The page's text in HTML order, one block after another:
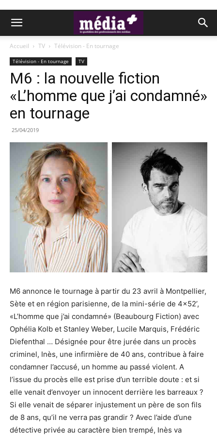
Accueil TV Télévision - En tournage
Télévision - En tournage TV
M6 : la nouvelle fiction
«L’homme que j’ai condamné»
en tournage
25/04/2019
M6 annonce le tournage à partir du 23 avril à Montpellier,
Sète et en région parisienne, de la mini-série de 4×52’,
«L’homme que j’ai condamné» (Beaubourg Fiction) avec
Ophélia Kolb et Stanley Weber, Lucile Marquis, Frédéric
Diefenthal … Désignée pour être jurée dans un procès
criminel, Inès, une infirmière de 40 ans, contribue à faire
condamner l’accusé, un homme au passé violent. A
l’issue du procès elle est prise d’un terrible doute : et si
elle venait d’envoyer un innocent derrière les barreaux ?
Si elle venait de séparer injustement un père de son fils
de 8 ans, qu’il ne verra pas grandir ? Avec l’aide d’une
détective privée au caractère bien trempé, Inès va